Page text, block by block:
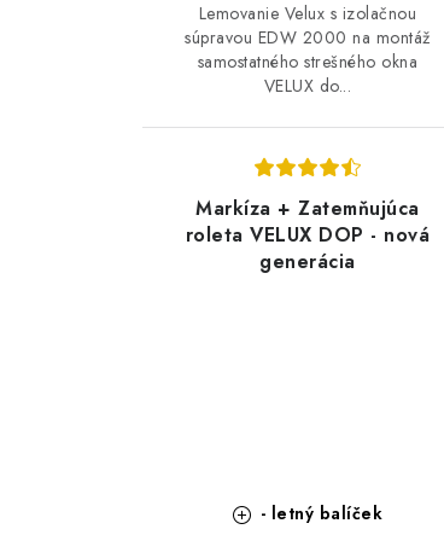
Lemovanie Velux s izolačnou
súpravou EDW 2000 na montáž
samostatného strešného okna
VELUX do...
Markíza + Zatemňujúca
roleta VELUX DOP - nová
generácia
- letný balíček